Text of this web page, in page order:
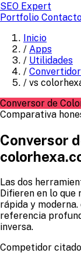
SEO Expert
Portfolio
Inicio
/ Apps
/ Utilidades
/
/ vs
Conversor de
Comparativa
Conversor
Las dos
Difieren en lo que
rápida y
referencia
inversa.
Competidor